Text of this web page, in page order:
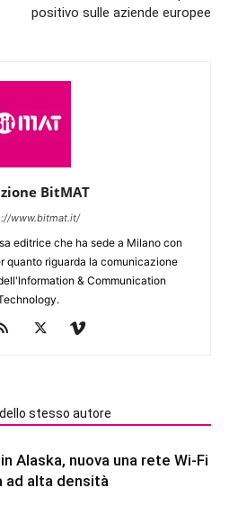
positivo sulle aziende europee
BitMAT
www.bitmat.it/
editrice che ha sede a Milano con
quanto riguarda la comunicazione
& Communication
stesso autore
Alaska, nuova una rete Wi-Fi
ad alta densità